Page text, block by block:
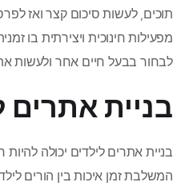
תוכים, לעשות סיכום קצר ואז
מפעילות חינוכית ויצירתית בו
לבחור בבעל חיים אחר ולעשות
בניית אתרים
בניית אתרים לילדים יכולה להיות
המשלבת זמן איכות בין הורים